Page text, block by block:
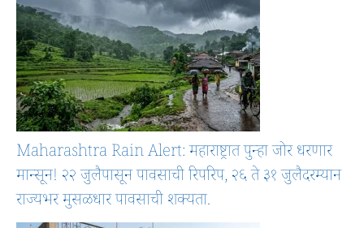
Maharashtra Rain Alert: महाराष्ट्रात पुन्हा जोर धरणार
मान्सून! २२ जुलैपासून पावसाची रिपरिप, २६ ते ३१ जुलैदरम्यान
राज्यभर मुसळधार पावसाची शक्यता.